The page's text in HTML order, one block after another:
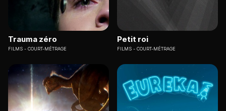
Trauma zéro
FILMS COURT-MÉTRAGE
Petit roi
FILMS COURT-MÉTRAGE